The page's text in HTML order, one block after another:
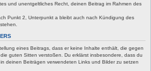
und unentgeltliches Recht, deinen Beitrag im Rahmen des
Punkt 2, Unterpunkt a bleibt auch nach Kündigung des
eines Beitrags, dass er keine Inhalte enthält, die gegen
guten Sitten verstoßen. Du erklärst insbesondere, dass du
deinen Beiträgen verwendeten Links und Bilder zu setzen